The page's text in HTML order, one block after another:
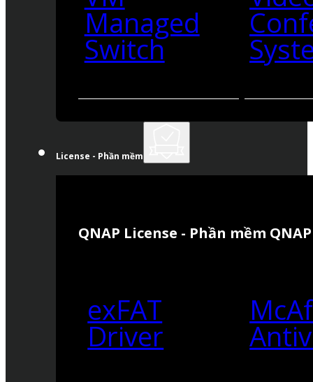
Managed
Switch
License - Phần mềm
QNAP License - Phần mềm QNAP
exFAT
Driver